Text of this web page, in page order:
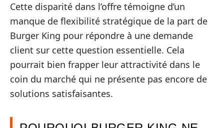
Cette disparité dans l’offre témoigne d’un
manque de flexibilité stratégique de la part de
Burger King pour répondre à une demande
client sur cette question essentielle. Cela
pourrait bien frapper leur attractivité dans le
coin du marché qui ne présente pas encore de
solutions satisfaisantes.